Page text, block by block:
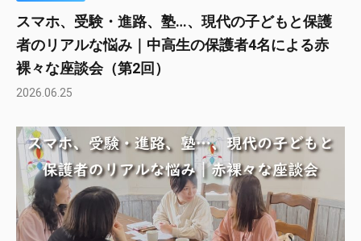
スマホ、受験・進路、塾…、現代の子どもと保護
者のリアルな悩み｜中高生の保護者4名による赤
裸々な座談会（第2回）
2026.06.25